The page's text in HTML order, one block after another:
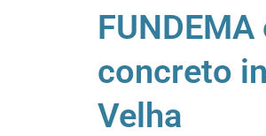
concreto
Velha